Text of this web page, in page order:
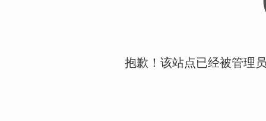
抱歉！该站点已经被管理